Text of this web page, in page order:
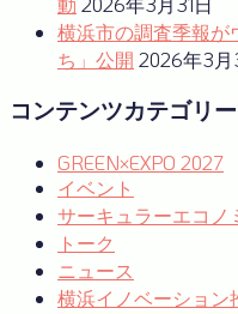
横浜市の調査季報が
ち」公開 2026年3月
コンテンツカテゴリー
GREEN×EXPO 2027
イベント
サーキュラーエコノ
トーク
ニュース
横浜イノベーション